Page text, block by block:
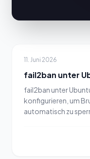
11. Juni 2026
fail2ban unter
fail2ban unter
konfigurieren, um
automatisch zu